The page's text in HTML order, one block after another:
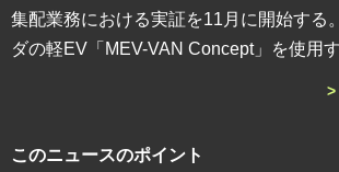
集配業務における実証を11月に開始する
ダの軽EV「MEV-VAN Concept」を使用す
>
このニュースのポイント